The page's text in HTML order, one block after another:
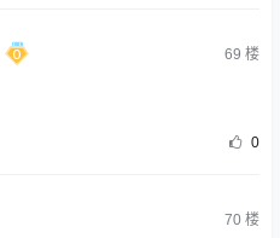
69 楼
0
70楼